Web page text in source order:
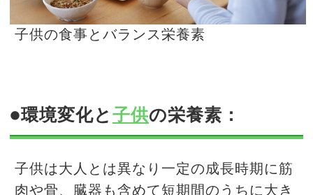
子供の食事とバランス栄養素
●環境変化と 子供の栄養素：
子供は大人とは異なり一定の成長時期に筋
肉や骨、臓器も含めて短期間のうちに大き